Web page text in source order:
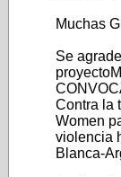
Muchas
Se
Contra la
Women
violencia
Blanca-